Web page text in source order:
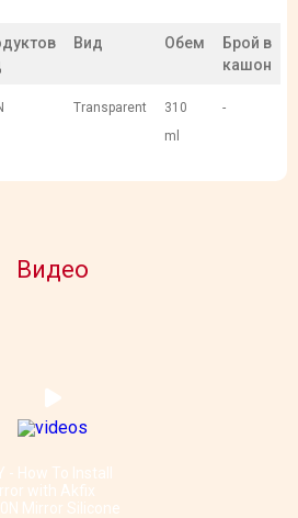
Вид Обем
Брой в
кашон
Transparent
310
ml
-
Видео
- How To Install
with Akfix
Mirror Silicone